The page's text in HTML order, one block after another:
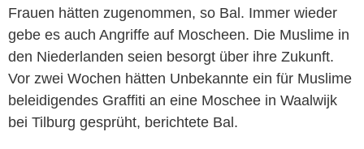
Frauen hätten zugenommen, so Bal. Immer wieder
gebe es auch Angriffe auf Moscheen. Die Muslime in
den Niederlanden seien besorgt über ihre Zukunft.
Vor zwei Wochen hätten Unbekannte ein für Muslime
beleidigendes Graffiti an eine Moschee in Waalwijk
bei Tilburg gesprüht, berichtete Bal.